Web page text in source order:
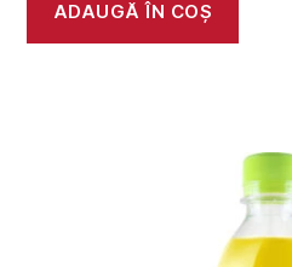
ADAUGĂ ÎN COȘ